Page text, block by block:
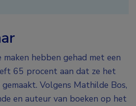
hebben gehad met een
65 procent aan dat ze het
Volgens Mathilde Bos,
en auteur van boeken op het